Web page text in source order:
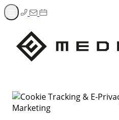
Zum
Inhalt
springen